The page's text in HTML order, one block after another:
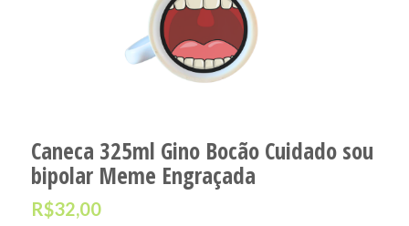
Caneca 325ml Gino Bocão Cuidado sou
bipolar Meme Engraçada
R$32,00